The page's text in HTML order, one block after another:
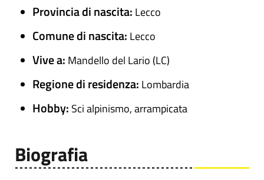
Provincia di nascita: Lecco
Comune di nascita: Lecco
Vive a: Mandello del Lario (LC)
Regione di residenza: Lombardia
Hobby: Sci alpinismo, arrampicata
Biografia